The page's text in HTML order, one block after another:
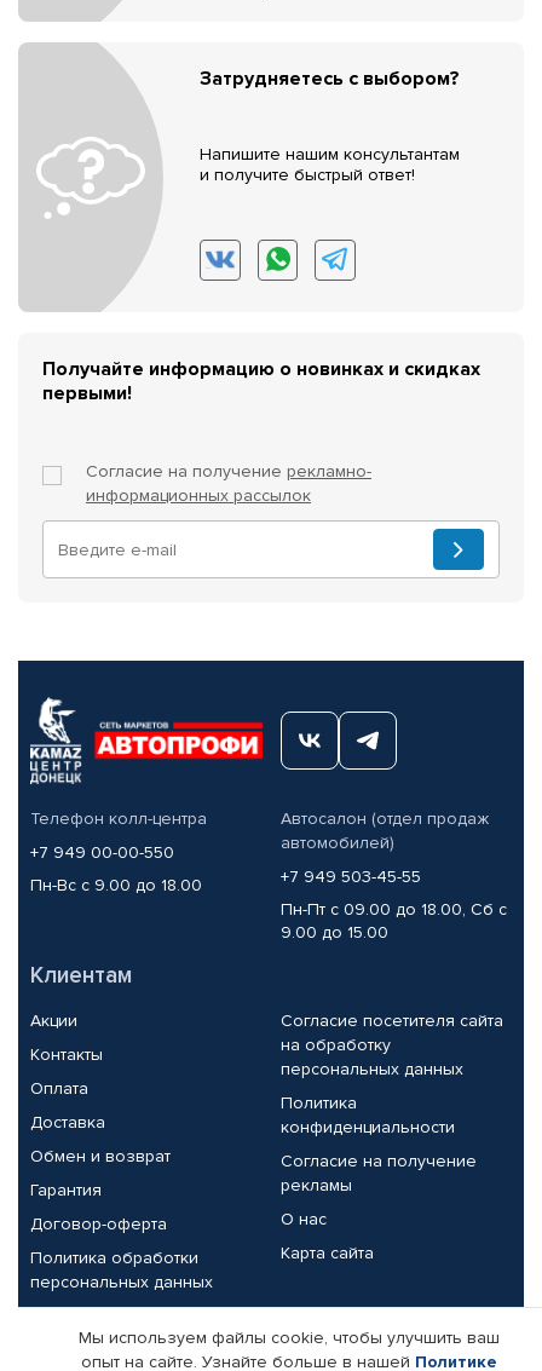
Затрудняетесь с выбором?
Напишите нашим консультантам
и получите быстрый ответ!
Получайте информацию о новинках и скидках
первыми!
Согласие на получение рекламно-
информационных рассылок
Телефон колл-центра
+7 949 00-00-550
Пн-Вс с 9.00 до 18.00
Автосалон (отдел продаж
автомобилей)
+7 949 503-45-55
Пн-Пт с 09.00 до 18.00, Сб с
9.00 до 15.00
Клиентам
Акции
Контакты
Оплата
Доставка
Обмен и возврат
Гарантия
Договор-оферта
Политика обработки
персональных данных
Согласие посетителя сайта
на обработку
персональных данных
Политика
конфиденциальности
Согласие на получение
рекламы
О нас
Карта сайта
Партнерам
Мы используем файлы cookie, чтобы улучшить ваш
опыт на сайте. Узнайте больше в нашей Политике